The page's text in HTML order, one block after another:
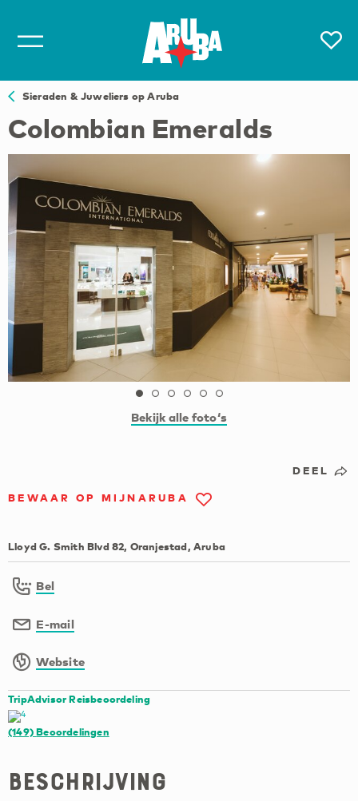
Sieraden & Juweliers op Aruba
Colombian Emeralds
Bekijk alle foto‘s
DEEL
BEWAAR OP MIJNARUBA
Lloyd G. Smith Blvd 82, Oranjestad, Aruba
Bel
E-mail
Website
TripAdvisor Reisbeoordeling
(149)Beoordelingen
Beschrijving